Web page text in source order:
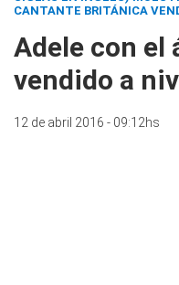
CANTANTE BRITÁNICA
Adele con el
vendido a
12 de abril 2016 - 09:12hs